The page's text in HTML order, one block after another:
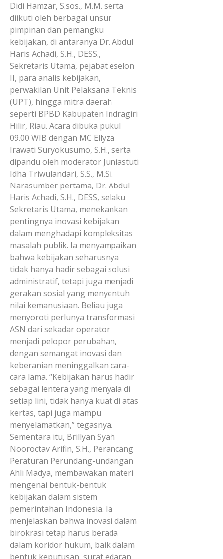
Didi Hamzar, S.sos., M.M. serta
diikuti oleh berbagai unsur
pimpinan dan pemangku
kebijakan, di antaranya Dr. Abdul
Haris Achadi, S.H., DESS.,
Sekretaris Utama, pejabat eselon
II, para analis kebijakan,
perwakilan Unit Pelaksana Teknis
(UPT), hingga mitra daerah
seperti BPBD Kabupaten Indragiri
Hilir, Riau. Acara dibuka pukul
09.00 WIB dengan MC Ellyza
Irawati Suryokusumo, S.H., serta
dipandu oleh moderator Juniastuti
Idha Triwulandari, S.S., M.Si.
Narasumber pertama, Dr. Abdul
Haris Achadi, S.H., DESS, selaku
Sekretaris Utama, menekankan
pentingnya inovasi kebijakan
dalam menghadapi kompleksitas
masalah publik. Ia menyampaikan
bahwa kebijakan seharusnya
tidak hanya hadir sebagai solusi
administratif, tetapi juga menjadi
gerakan sosial yang menyentuh
nilai kemanusiaan. Beliau juga
menyoroti perlunya transformasi
ASN dari sekadar operator
menjadi pelopor perubahan,
dengan semangat inovasi dan
keberanian meninggalkan cara-
cara lama. “Kebijakan harus hadir
sebagai lentera yang menyala di
setiap lini, tidak hanya kuat di atas
kertas, tapi juga mampu
menyelamatkan,” tegasnya.
Sementara itu, Brillyan Syah
Nooroctav Arifin, S.H., Perancang
Peraturan Perundang-undangan
Ahli Madya, membawakan materi
mengenai bentuk-bentuk
kebijakan dalam sistem
pemerintahan Indonesia. Ia
menjelaskan bahwa inovasi dalam
birokrasi tetap harus berada
dalam koridor hukum, baik dalam
bentuk keputusan, surat edaran,